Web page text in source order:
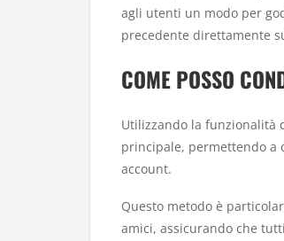
agli utenti un modo per
precedente direttamente
COME POSSO
Utilizzando la funzionalità
principale, permettendo a
account.
Questo metodo è
amici, assicurando che